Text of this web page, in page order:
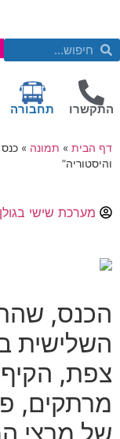
התקשרו תחבורה
דף הבית » תמונה »
והיסטוריה”
מערכת שישי בגולן
הכנס,
השלישית
צפת,
מרתקים,
של מרצי